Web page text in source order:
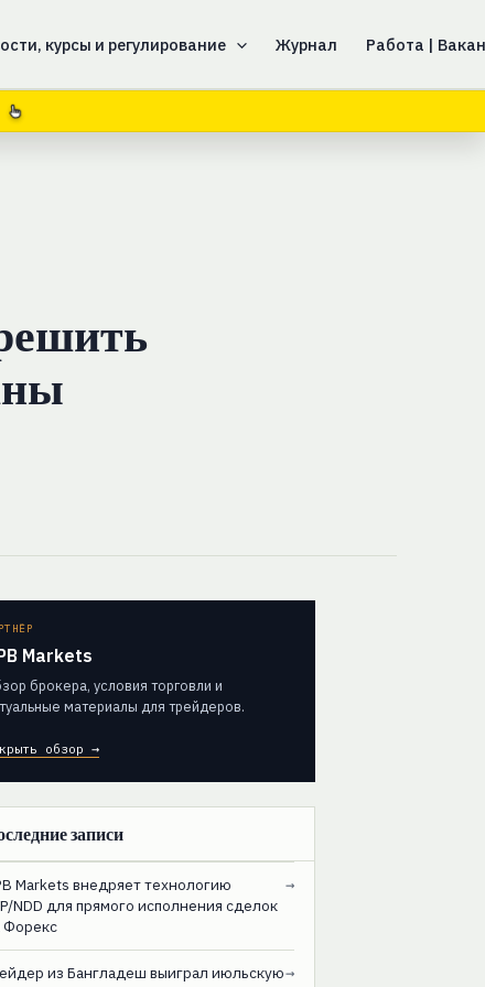
курсы и регулирование Журнал Работа |
Markets
брокера, условия торговли и
материалы для трейдеров.
обзор →
записи
Markets внедряет технологию
NDD для прямого исполнения сделок
Форекс
→
из Бангладеш выиграл июльскую→